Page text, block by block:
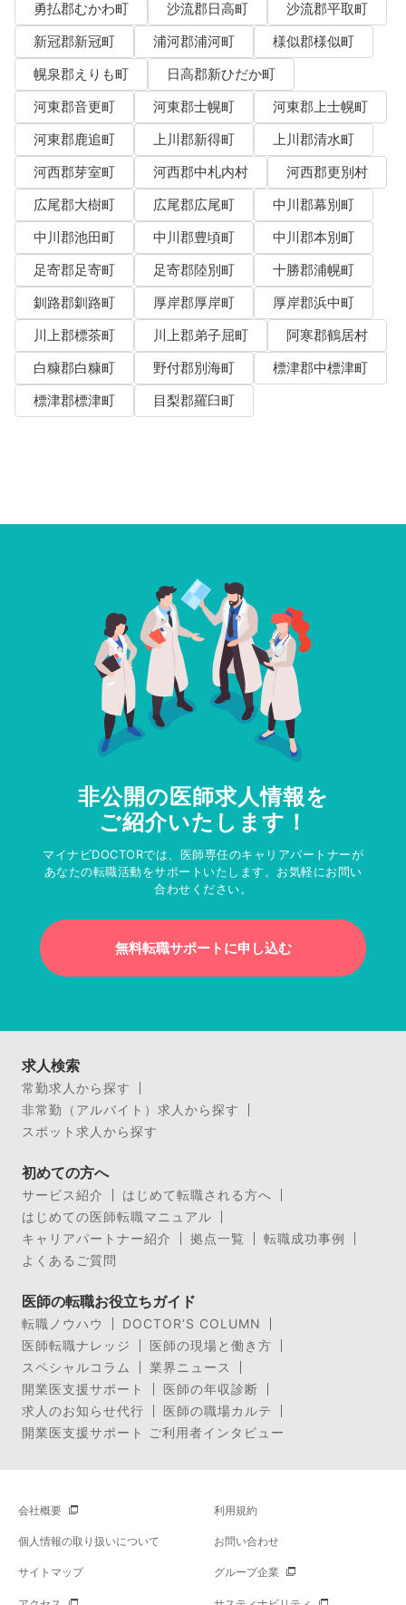
勇払郡むかわ町
沙流郡日高町
沙流郡平取町
新冠郡新冠町
浦河郡浦河町
様似郡様似町
幌泉郡えりも町
日高郡新ひだか町
河東郡音更町
河東郡士幌町
河東郡上士幌町
河東郡鹿追町
上川郡新得町
上川郡清水町
河西郡芽室町
河西郡中札内村
河西郡更別村
広尾郡大樹町
広尾郡広尾町
中川郡幕別町
中川郡池田町
中川郡豊頃町
中川郡本別町
足寄郡足寄町
足寄郡陸別町
十勝郡浦幌町
釧路郡釧路町
厚岸郡厚岸町
厚岸郡浜中町
川上郡標茶町
川上郡弟子屈町
阿寒郡鶴居村
白糠郡白糠町
野付郡別海町
標津郡中標津町
標津郡標津町
目梨郡羅臼町
非公開の医師求人情報を
ご紹介いたします！
マイナビDOCTORでは、医師専任のキャリアパートナーが
あなたの転職活動をサポートいたします。お気軽にお問い
合わせください。
無料転職サポートに申し込む
求人検索
常勤求人から探す
非常勤（アルバイト）求人から探す
スポット求人から探す
初めての方へ
サービス紹介
はじめて転職される方へ
はじめての医師転職マニュアル
キャリアパートナー紹介
拠点一覧
転職成功事例
よくあるご質問
医師の転職お役立ちガイド
転職ノウハウ
DOCTOR’S COLUMN
医師転職ナレッジ
医師の現場と働き方
スペシャルコラム
業界ニュース
開業医支援サポート
医師の年収診断
求人のお知らせ代行
医師の職場カルテ
開業医支援サポート ご利用者インタビュー
会社概要 利用規約
個人情報の取り扱いについて お問い合わせ
サイトマップ グループ企業